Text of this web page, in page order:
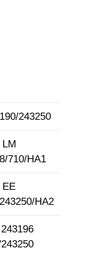
243250
LM
710/HA1
EE
HA2